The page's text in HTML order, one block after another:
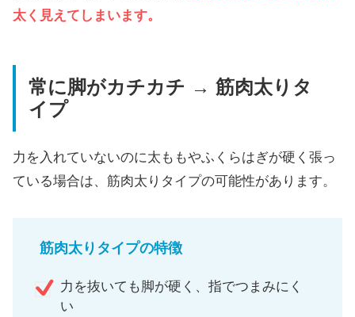
太く見え てしまいます。
常に脚がカチカチ → 筋肉太りタ
イプ
力を入れていないのに太ももやふくらはぎが硬く張っ
ている場合は、筋肉太りタイプの可能性があります。
筋肉太りタイプの特徴
力を抜いても脚が硬く、指でつまみにく
い